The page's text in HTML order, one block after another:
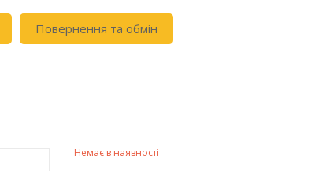
Повернення та обмін
Немає в наявності